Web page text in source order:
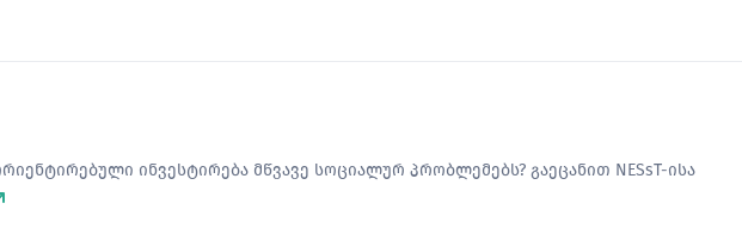
ინვესტირება მწვავე სოციალურ პრობლემებს? გაეცანით NESsT-ისა